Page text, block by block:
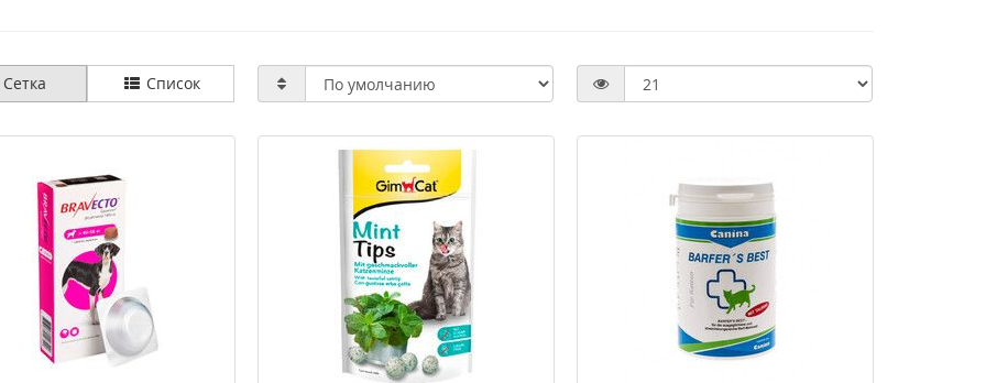
Купить Купить Купить
Сетка Список